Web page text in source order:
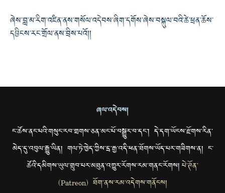
ཞེས་བླ་མ་རིག་འཛིན་ནས་གསོལ་འདེབས་ཞིག་དགོས་ཞེས་བསྐུལ་བའི་ཚེ་ཕྲན་ཆོས་
དབྱིངས་རང་གྲོལ་ནས་བྲིས་པའོ།།
ཞལ་འདེབས།
ང་ཚོས་ནང་པའི་གསུང་རབ་གྲགས་ཅན་མང་པོ་བསྒྱུར་བ་དང་། དེ་དག་ཡོངས་རྫོགས་རིན་
མེད་དུ་འབུལ་རྒྱུ་ཡིན། གལ་ཏེ་ཁྱེད་ཀྱིས་དྲ་རྒྱ་འདི་ཕན་ཐོགས་ཡོད་པར་གཟིགས་ན། ང་
ཚོའི་དམིགས་ཡུལ་གྲུབ་པར་མཐུན་འགྱུར་རོགས་རམ་གནང་རོགས།པེ་ཊོན་
(Patreon) ཐོག་ནས་རམ་འདེགས་གནོངས།